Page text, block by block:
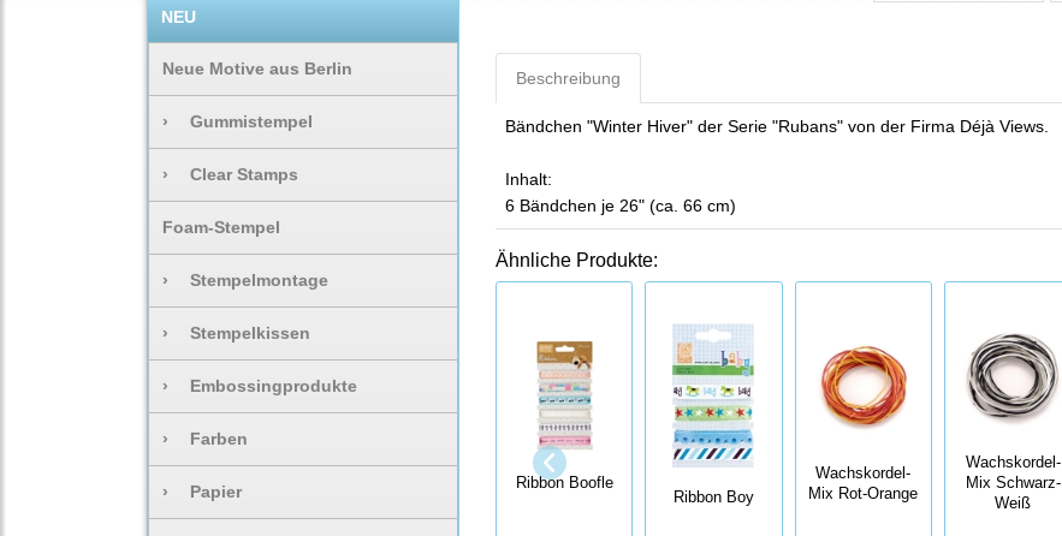
NEU
Neue Motive aus Berlin
› Gummistempel
› Clear Stamps
Foam-Stempel
› Stempelmontage
› Stempelkissen
› Embossingprodukte
› Farben
› Papier
Beschreibung
Bändchen "Winter Hiver" der Serie "Rubans" von der Firma Déjà Views.
Inhalt:
6 Bändchen je 26" (ca. 66 cm)
Ähnliche Produkte:
Ribbon Boofle
Ribbon Boy
Wachskordel-
Mix Rot-Orange
Wachskordel-
Mix Schwarz-
Weiß